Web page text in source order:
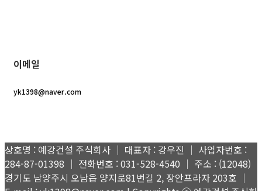
이메일
yk1398@naver.com
상호명 : 예강건설 주식회사 │ 대표자 : 강우진 │ 사업자번호 :
284-87-01398 │ 전화번호 : 031-528-4540 │ 주소 : (12048)
경기도 남양주시 오남읍 양지로81번길 2, 장안프라자 203호 │